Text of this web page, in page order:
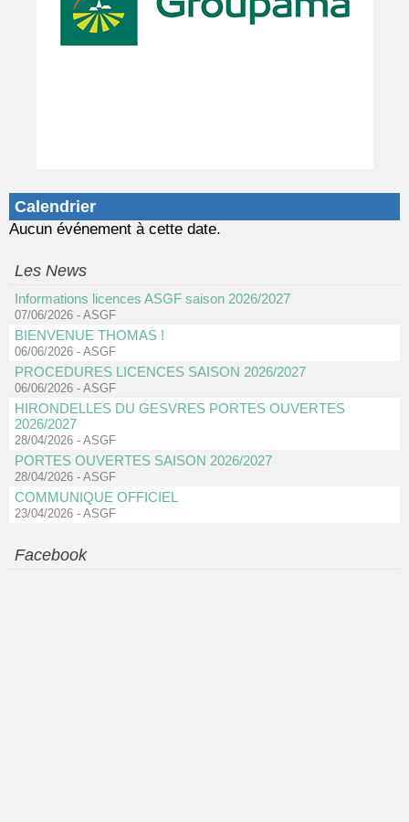
Calendrier
Aucun événement à cette date.
Les News
Informations licences ASGF saison 2026/2027
07/06/2026 - ASGF
BIENVENUE THOMAS !
06/06/2026 - ASGF
PROCEDURES LICENCES SAISON 2026/2027
06/06/2026 - ASGF
HIRONDELLES DU GESVRES PORTES OUVERTES
2026/2027
28/04/2026 - ASGF
PORTES OUVERTES SAISON 2026/2027
28/04/2026 - ASGF
COMMUNIQUE OFFICIEL
23/04/2026 - ASGF
Facebook